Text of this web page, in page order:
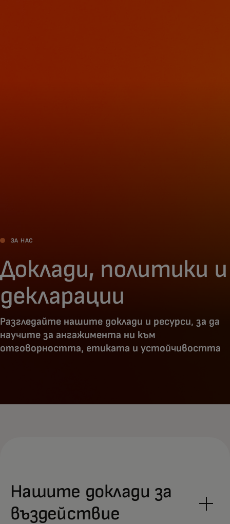
ЗА НАС
Доклади, политики и
декларации
Разгледайте нашите доклади и ресурси, за да
научите за ангажимента ни към
отговорността, етиката и устойчивостта
Нашите доклади за
въздействие